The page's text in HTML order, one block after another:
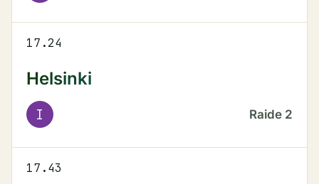
17.24
Helsinki
I Raide 2
17.43